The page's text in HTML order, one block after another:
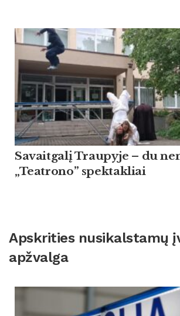
Savaitgalį Traupyje – du
„Teatrono” spektakliai
Apskrities nusikalstamų
apžvalga